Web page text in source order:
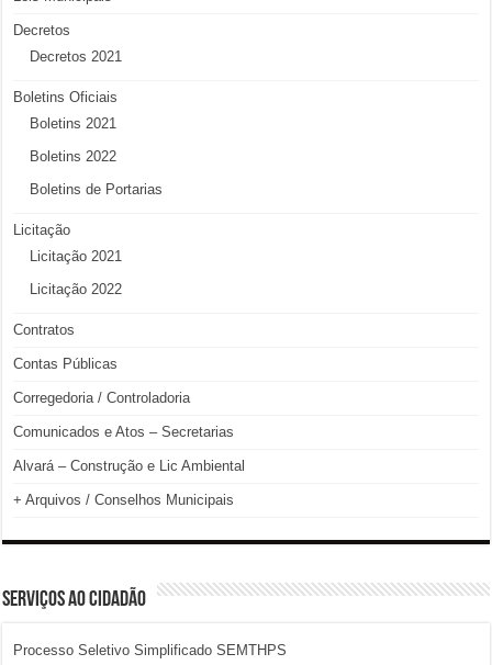
Decretos
Decretos 2021
Boletins Oficiais
Boletins 2021
Boletins 2022
Boletins de Portarias
Licitação
Licitação 2021
Licitação 2022
Contratos
Contas Públicas
Corregedoria / Controladoria
Comunicados e Atos – Secretarias
Alvará – Construção e Lic Ambiental
+ Arquivos / Conselhos Municipais
SERVIÇOS AO CIDADÃO
Processo Seletivo Simplificado SEMTHPS